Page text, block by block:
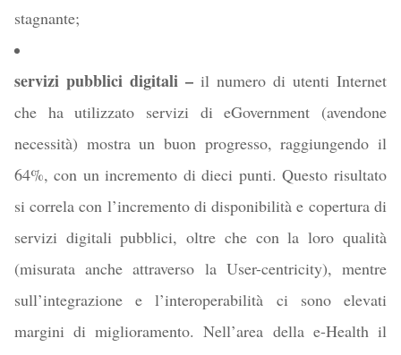
stagnante;
servizi pubblici digitali –il numero di utenti Internet
che ha utilizzato servizi di eGovernment (avendone
necessità) mostra un buon progresso, raggiungendo il
64%, con un incremento di dieci punti. Questo risultato
si correla con l’incremento di disponibilità e copertura di
servizi digitali pubblici, oltre che con la loro qualità
(misurata anche attraverso la User-centricity), mentre
sull’integrazione e l’interoperabilità ci sono elevati
margini di miglioramento. Nell’area della e-Health il